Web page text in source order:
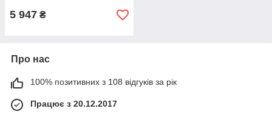
5 947 ₴
Про нас
100% позитивних з 108 відгуків за рік
Працює з 20.12.2017